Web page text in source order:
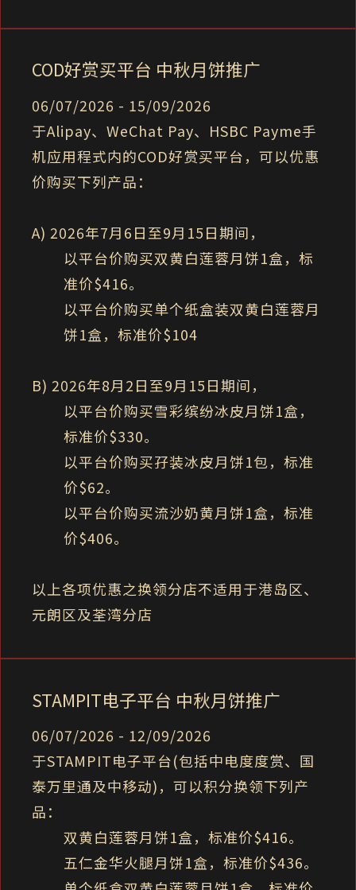
COD好赏买平台 中秋月饼推广
06/07/2026 - 15/09/2026
于Alipay、WeChat Pay、HSBC Payme手
机应用程式内的COD好赏买平台，可以优惠
价购买下列产品：
A) 2026年7月6日至9月15日期间，
以平台价购买双黄白莲蓉月饼1盒，标
准价$416。
以平台价购买单个纸盒装双黄白莲蓉月
饼1盒，标准价$104
B) 2026年8月2日至9月15日期间，
以平台价购买雪彩缤纷冰皮月饼1盒，
标准价$330。
以平台价购买孖装冰皮月饼1包，标准
价$62。
以平台价购买流沙奶黄月饼1盒，标准
价$406。
以上各项优惠之换领分店不适用于港岛区、
元朗区及荃湾分店
STAMPIT电子平台 中秋月饼推广
06/07/2026 - 12/09/2026
于STAMPIT电子平台(包括中电度度赏、国
泰万里通及中移动)，可以积分换领下列产
品：
双黄白莲蓉月饼1盒，标准价$416。
五仁金华火腿月饼1盒，标准价$436。